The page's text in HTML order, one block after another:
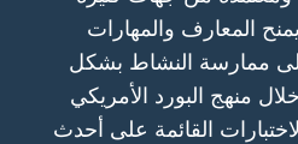
المعارف والمهارات
ممارسة النشاط بشكل
منهج البورد الأمريكي
القائمة على أحدث